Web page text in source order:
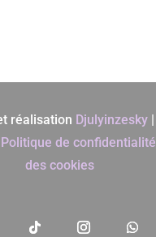
réalisation Djulyinzesky |
Politique de confidentialité
des cookies